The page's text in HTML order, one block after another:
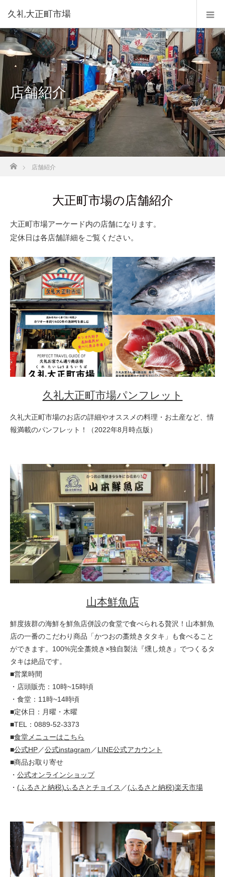
久礼大正町市場
店舗紹介
ホーム
店舗紹介
大正町市場の店舗紹介
大正町市場アーケード内の店舗になります。
定休日は各店舗詳細をご覧ください。
久礼大正町市場パンフレット
久礼大正町市場のお店の詳細やオススメの料理・お土産など、情
報満載のパンフレット！（2022年8月時点版）
山本鮮魚店
鮮度抜群の海鮮を鮮魚店併設の食堂で食べられる贅沢！山本鮮魚
店の一番のこだわり商品「かつおの藁焼きタタキ」も食べること
ができます。100%完全藁焼き×独自製法『燻し焼き』でつくるタ
タキは絶品です。
■営業時間
・店頭販売：10時~15時頃
・食堂：11時~14時頃
■定休日：月曜・木曜
■TEL：0889-52-3373
■食堂メニューはこちら
■公式HP／公式instagram ／LINE公式アカウント
■商品お取り寄せ
・ 公式オンラインショップ
・ (ふるさと納税)ふるさとチョイス ／(ふるさと納税)楽天市場